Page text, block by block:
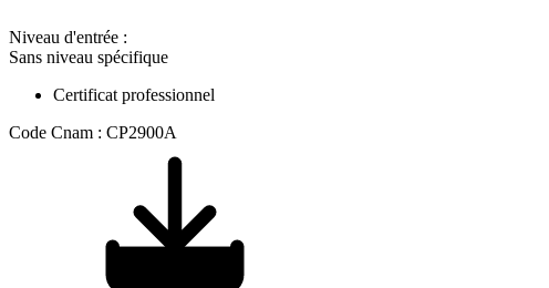
Niveau d'entrée :
Sans niveau spécifique
Certificat professionnel
Code Cnam : CP2900A